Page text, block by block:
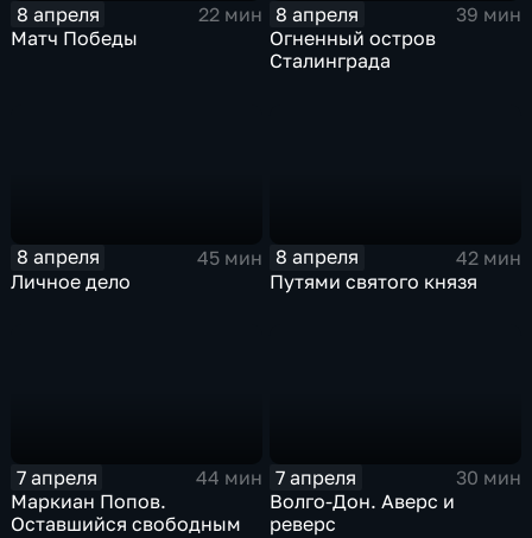
8 апреля
22 мин
Матч Победы
8 апреля
39 мин
Огненный остров
Сталинграда
8 апреля
45 мин
Личное дело
8 апреля
42 мин
Путями святого князя
7 апреля
44 мин
Маркиан Попов.
Оставшийся свободным
7 апреля
30 мин
Волго-Дон. Аверс и
реверс